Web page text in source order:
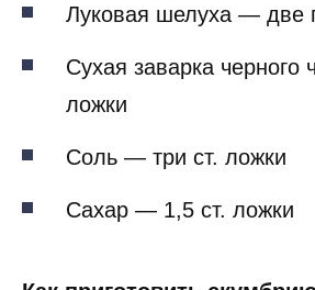
Луковая шелуха — две
Сухая заварка черного
ложки
Соль — три ст. ложки
Сахар — 1,5 ст. ложки